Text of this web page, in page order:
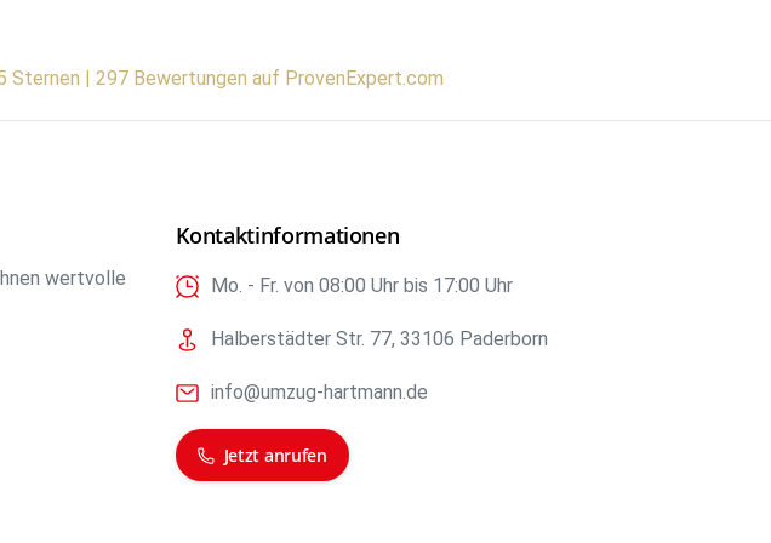
Sternen | 297 Bewertungen auf ProvenExpert.com
wertvolle
Kontaktinformationen
Mo. - Fr. von 08:00 Uhr bis 17:00 Uhr
Halberstädter Str. 77, 33106 Paderborn
info@umzug-hartmann.de
Jetzt anrufen